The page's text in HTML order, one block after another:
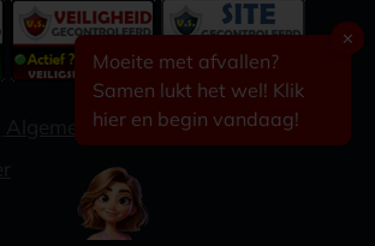
✕
Moeite met afvallen?
Samen lukt het wel! Klik
hier en begin vandaag!
Algemene voorwaarden|Contacteer